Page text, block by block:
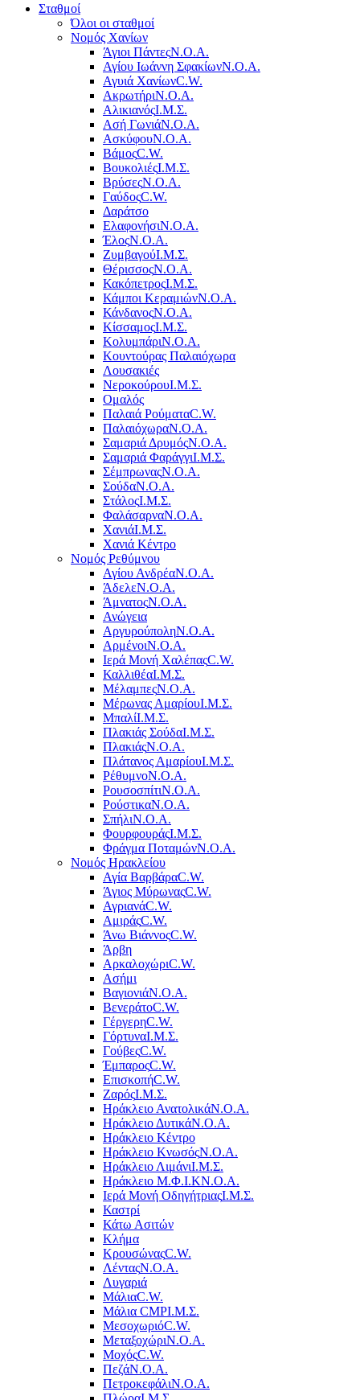
Σταθμοί
Όλοι οι σταθμοί
Νομός Χανίων
Άγιοι ΠάντεςΝ.Ο.Α.
Αγίου Ιωάννη ΣφακίωνΝ.Ο.Α.
Αγυιά ΧανίωνC.W.
ΑκρωτήριΝ.Ο.Α.
ΑλικιανόςΙ.Μ.Σ.
Ασή ΓωνιάΝ.Ο.Α.
ΑσκύφουΝ.Ο.Α.
ΒάμοςC.W.
ΒουκολιέςΙ.Μ.Σ.
ΒρύσεςΝ.Ο.Α.
ΓαύδοςC.W.
Δαράτσο
ΕλαφονήσιΝ.Ο.Α.
ΈλοςΝ.Ο.Α.
ΖυμβαγούΙ.Μ.Σ.
ΘέρισσοςΝ.Ο.Α.
ΚακόπετροςΙ.Μ.Σ.
Κάμποι ΚεραμιώνΝ.Ο.Α.
ΚάνδανοςΝ.Ο.Α.
ΚίσσαμοςΙ.Μ.Σ.
ΚολυμπάριΝ.Ο.Α.
Κουντούρας Παλαιόχωρα
Λουσακιές
ΝεροκούρουΙ.Μ.Σ.
Ομαλός
Παλαιά ΡούματαC.W.
ΠαλαιόχωραΝ.Ο.Α.
Σαμαριά ΔρυμόςΝ.Ο.Α.
Σαμαριά ΦαράγγιΙ.Μ.Σ.
ΣέμπρωναςΝ.Ο.Α.
ΣούδαΝ.Ο.Α.
ΣτάλοςΙ.Μ.Σ.
ΦαλάσαρναΝ.Ο.Α.
ΧανιάΙ.Μ.Σ.
Χανιά Κέντρο
Νομός Ρεθύμνου
Αγίου ΑνδρέαΝ.Ο.Α.
ΆδελεΝ.Ο.Α.
ΆμνατοςΝ.Ο.Α.
Ανώγεια
ΑργυρούποληΝ.Ο.Α.
ΑρμένοιΝ.Ο.Α.
Ιερά Μονή ΧαλέπαςC.W.
ΚαλλιθέαΙ.Μ.Σ.
ΜέλαμπεςΝ.Ο.Α.
Μέρωνας ΑμαρίουΙ.Μ.Σ.
ΜπαλίΙ.Μ.Σ.
Πλακιάς ΣούδαΙ.Μ.Σ.
ΠλακιάςΝ.Ο.Α.
Πλάτανος ΑμαρίουΙ.Μ.Σ.
ΡέθυμνοΝ.Ο.Α.
ΡουσοσπίτιΝ.Ο.Α.
ΡούστικαΝ.Ο.Α.
ΣπήλιΝ.Ο.Α.
ΦουρφουράςΙ.Μ.Σ.
Φράγμα ΠοταμώνΝ.Ο.Α.
Νομός Ηρακλείου
Αγία ΒαρβάραC.W.
Άγιος ΜύρωναςC.W.
ΑγριανάC.W.
ΑμιράςC.W.
Άνω ΒιάννοςC.W.
Άρβη
ΑρκαλοχώριC.W.
Ασήμι
ΒαγιονιάΝ.Ο.Α.
ΒενεράτοC.W.
ΓέργερηC.W.
ΓόρτυναΙ.Μ.Σ.
ΓούβεςC.W.
ΈμπαροςC.W.
ΕπισκοπήC.W.
ΖαρόςΙ.Μ.Σ.
Ηράκλειο ΑνατολικάΝ.Ο.Α.
Ηράκλειο ΔυτικάΝ.Ο.Α.
Ηράκλειο Κέντρο
Ηράκλειο ΚνωσόςΝ.Ο.Α.
Ηράκλειο ΛιμάνιΙ.Μ.Σ.
Ηράκλειο Μ.Φ.Ι.ΚΝ.Ο.Α.
Ιερά Μονή ΟδηγήτριαςΙ.Μ.Σ.
Καστρί
Κάτω Ασιτών
Κλήμα
ΚρουσώναςC.W.
ΛένταςΝ.Ο.Α.
Λυγαριά
ΜάλιαC.W.
Μάλια CMPΙ.Μ.Σ.
ΜεσοχωριόC.W.
ΜεταξοχώριΝ.Ο.Α.
ΜοχόςC.W.
ΠεζάΝ.Ο.Α.
ΠετροκεφάλιΝ.Ο.Α.